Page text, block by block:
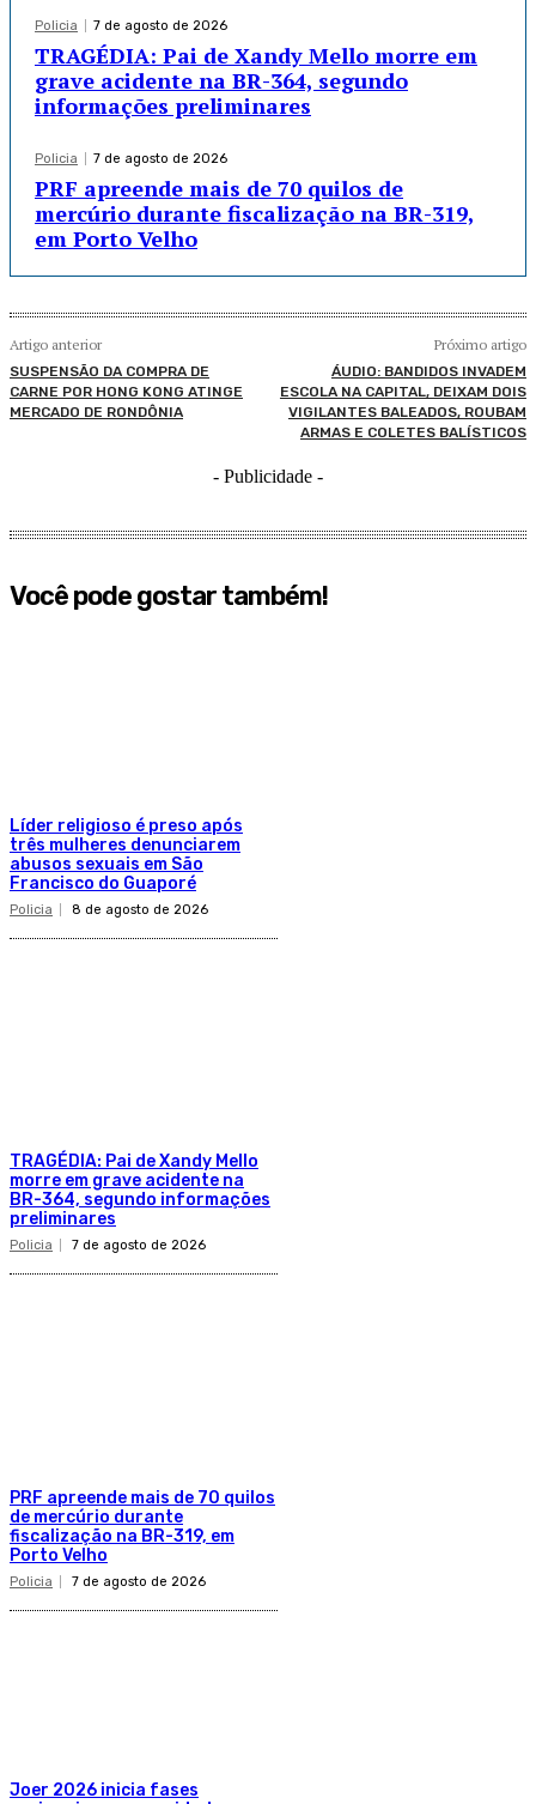
Policia 7 de agosto de 2026
TRAGÉDIA: Pai de Xandy Mello morre em
grave acidente na BR-364, segundo
informações preliminares
Policia 7 de agosto de 2026
PRF apreende mais de 70 quilos de
mercúrio durante fiscalização na BR-319,
em Porto Velho
Artigo anterior
SUSPENSÃO DA COMPRA DE
CARNE POR HONG KONG ATINGE
MERCADO DE RONDÔNIA
Próximo artigo
ÁUDIO: BANDIDOS INVADEM
ESCOLA NA CAPITAL, DEIXAM DOIS
VIGILANTES BALEADOS, ROUBAM
ARMAS E COLETES BALÍSTICOS
- Publicidade -
Você pode gostar também!
Líder religioso é preso após
três mulheres denunciarem
abusos sexuais em São
Francisco do Guaporé
Policia 8 de agosto de 2026
TRAGÉDIA: Pai de Xandy Mello
morre em grave acidente na
BR-364, segundo informações
preliminares
Policia 7 de agosto de 2026
PRF apreende mais de 70 quilos
de mercúrio durante
fiscalização na BR-319, em
Porto Velho
Policia 7 de agosto de 2026
Joer 2026 inicia fases